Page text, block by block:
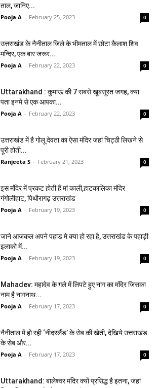
ताल, जानिए...
Pooja A - February 25, 2023 0
उत्तराखंड के नैनीताल जिले के भीमताल में छोटा कैलाश शिव
मन्दिर, एक बार जरूर...
Pooja A - February 22, 2023 0
Uttarakhand : कुमाऊं की 7 सबसे खूबसूरत जगह, क्या
पता इनमे से एक आपका...
Pooja A - February 22, 2023 0
उत्तराखंड में है गोलू देवता का ऐसा मंदिर जहां चिट्ठी लिखने से
पूरी होती...
Ranjeeta S - February 21, 2023 0
इस मंदिर में प्रकट होती हैं मां काली,हाटकालिका मंदिर
गंगोलीहाट, पिथौरागढ़ उत्तराखंड
Pooja A - February 19, 2023 0
जाने आजकल अपने पहाड मे क्या हो रहा है, उत्तराखंड के पहाड़ी
इलाको में...
Pooja A - February 19, 2023 0
Mahadev: महादेव के गले में लिपटे हुए नाग का मंदिर जिसका
नाम है नागनाथ...
Pooja A - February 17, 2023 0
नैनीताल में हो रही ‘नीदरलैंड’ के सेब की खेती, देखिये उत्तराखंड
के सेब और...
Pooja A - February 17, 2023 0
Uttarakhand: बालेश्वर मंदिर क्यों प्रसिद्ध है इतना, जहां